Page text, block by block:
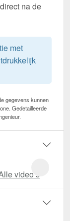
na de
met
gegevens kunnen
Gedetailleerde
video‘s